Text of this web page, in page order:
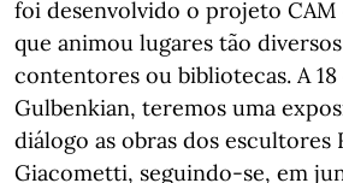
foi desenvolvido o projeto
que animou lugares tão
contentores ou bibliotecas. A 18
Gulbenkian, teremos uma
diálogo as obras dos escultores
Giacometti, seguindo-se, em